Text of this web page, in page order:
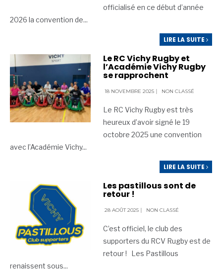
officialisé en ce début d’année
2026 la convention de...
LIRE LA SUITE
Le RC Vichy Rugby et
l’Académie Vichy Rugby
se rapprochent
18 NOVEMBRE 2025 NON CLASSÉ
Le RC Vichy Rugby est très
heureux d’avoir signé le 19
octobre 2025 une convention
avec l’Académie Vichy...
LIRE LA SUITE
Les pastillous sont de
retour !
28 AOÛT 2025 NON CLASSÉ
C’est officiel, le club des
supporters du RCV Rugby est de
retour ! Les Pastillous
renaissent sous...